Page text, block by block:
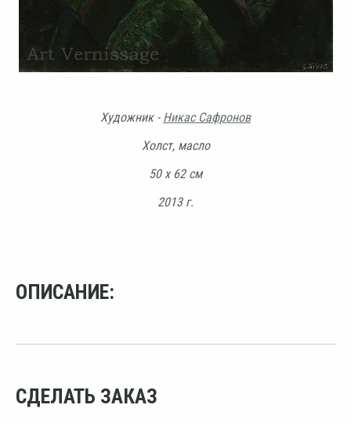
Художник - Никас Сафронов
Холст, масло
50 х 62 см
2013 г.
ОПИСАНИЕ:
СДЕЛАТЬ ЗАКАЗ